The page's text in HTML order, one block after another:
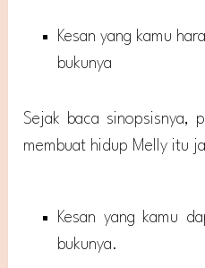
Kesan yang kamu
bukunya
Sejak baca sinopsisnya,
membuat hidup Melly itu
Kesan yang kamu
bukunya.